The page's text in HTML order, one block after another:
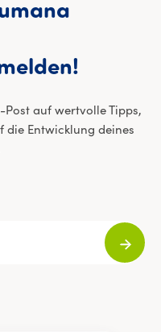
auf wertvolle Tipps,
die Entwicklung deines